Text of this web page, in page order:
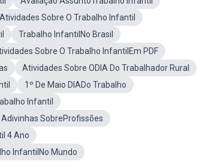
Sobre O Trabalho Infantil
Trabalho InfantilNo Brasil
Sobre O Trabalho InfantilEm PDF
Atividades Sobre ODIA Do Trabalhador Rural
1º De Maio DIADo Trabalho
Infantil
Adivinhas SobreProfissões
4 Ano
InfantilNo Mundo